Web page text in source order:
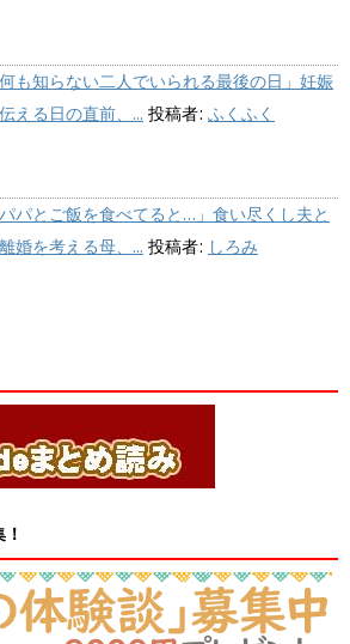
何も知らない二人でいられる最後の日」妊娠
える日の直前、... 投稿者: ふくふく
パパとご飯を食べてると…」食い尽くし夫と
婚を考える母、... 投稿者: しろみ